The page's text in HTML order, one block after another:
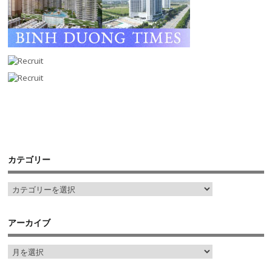
カテゴリー
アーカイブ